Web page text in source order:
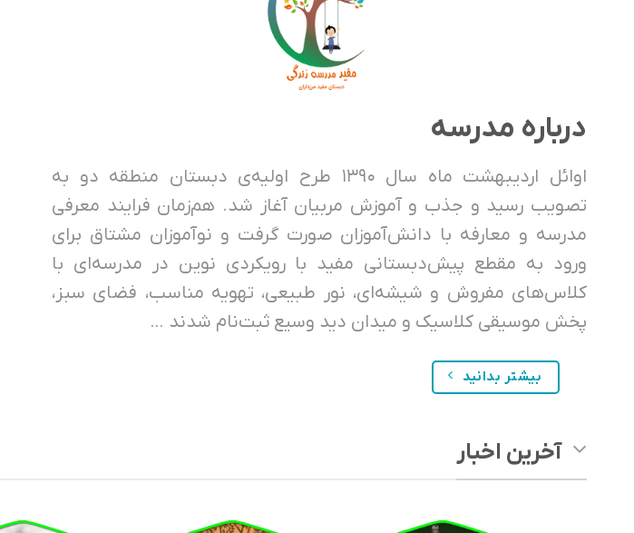
درباره مدرسه
اوائل اردیبهشت ماه سال ۱۳۹۰ طرح اولیه‌ی دبستان منطقه دو به
تصویب رسید و جذب و آموزش مربیان آغاز شد. هم‌زمان فرایند معرفی
مدرسه و معارفه با دانش‌آموزان صورت گرفت و نوآموزان مشتاق برای
ورود به مقطع پیش‌دبستانی مفید با رویکردی نوین در مدرسه‌ای با
کلاس‌های مفروش و شیشه‌ای، نور طبیعی، تهویه مناسب، فضای سبز،
پخش موسیقی کلاسیک و میدان دید وسیع ثبت‌نام شدند …
بیشتر بدانید
آخرین اخبار